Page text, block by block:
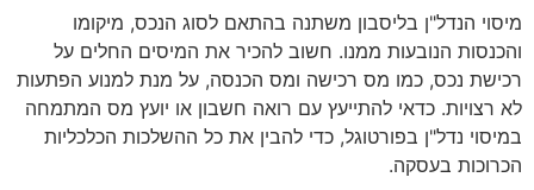
מיסוי הנדל"ן בליסבון משתנה בהתאם לסוג הנכס, מיקומו
והכנסות הנובעות ממנו. חשוב להכיר את המיסים החלים על
רכישת נכס, כמו מס רכישה ומס הכנסה, על מנת למנוע הפתעות
לא רצויות. כדאי להתייעץ עם רואה חשבון או יועץ מס המתמחה
במיסוי נדל"ן בפורטוגל, כדי להבין את כל ההשלכות הכלכליות
הכרוכות בעסקה.